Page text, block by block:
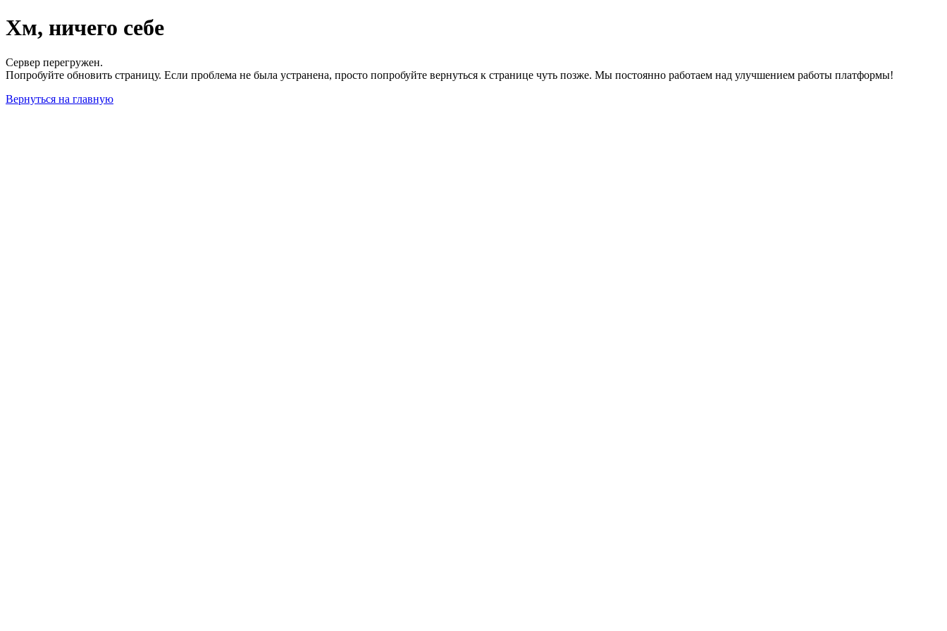
Хм, ничего себе
Сервер перегружен.
Попробуйте обновить страницу. Если проблема не была устранена, просто попробуйте вернуться к странице чуть позже. Мы постоянно работаем над улучшением работы платформы!
Вернуться на главную